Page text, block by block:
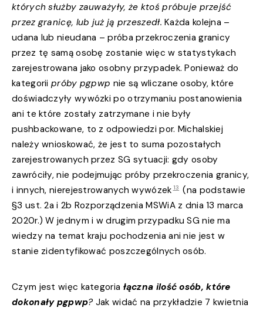
których służby zauważyły, że ktoś próbuje przejść
przez granicę, lub już ją przeszedł.Każda kolejna –
udana lub nieudana – próba przekroczenia granicy
przez tę samą osobę zostanie więc w statystykach
zarejestrowana jako osobny przypadek. Ponieważ do
kategorii próby pgpwp nie są wliczane osoby, które
doświadczyły wywózki po otrzymaniu postanowienia
ani te które zostały zatrzymane i nie były
pushbackowane, to z odpowiedzi por. Michalskiej
należy wnioskować, że jest to suma pozostałych
zarejestrowanych przez SG sytuacji: gdy osoby
zawróciły, nie podejmując próby przekroczenia granicy,
i innych, nierejestrowanych wywózek 13 (na podstawie
§3 ust. 2a i 2b Rozporządzenia MSWiA z dnia 13 marca
2020r.) W jednym i w drugim przypadku SG nie ma
wiedzy na temat kraju pochodzenia ani nie jest w
stanie zidentyfikować poszczególnych osób.
Czym jest więc kategoria łączna ilość osób, które
dokonały pgpwp? Jak widać na przykładzie 7 kwietnia